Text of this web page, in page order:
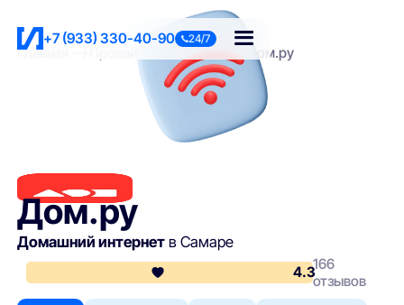
+7 (933) 330-40-90 24/7
Главная Провайдеры Самары Дом.ру
Дом.ру
Домашний интернет в Самаре
4.3166
отзывов